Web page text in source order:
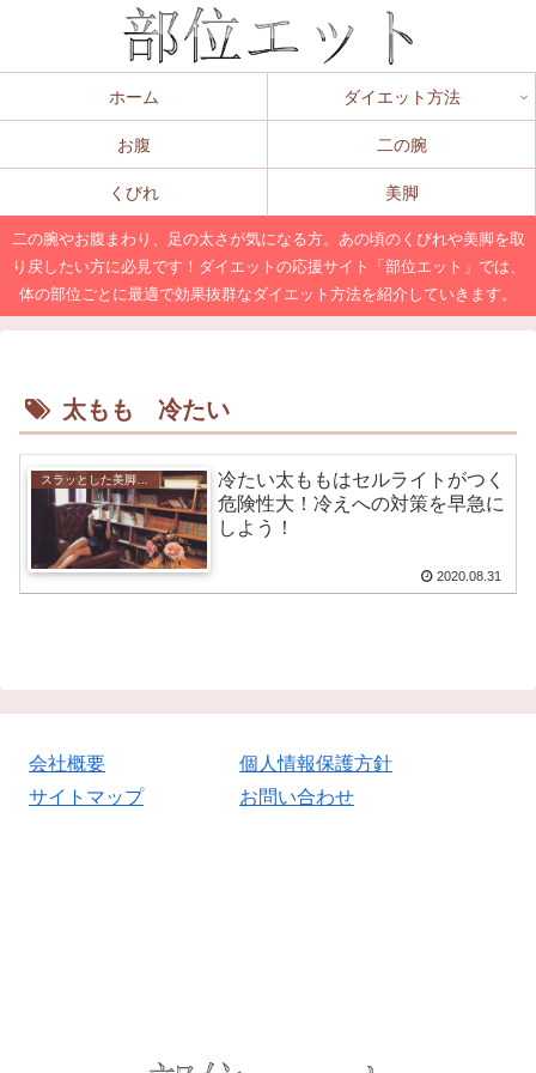
ホーム ダイエット方法
お腹 二の腕
くびれ 美脚
二の腕やお腹まわり、足の太さが気になる方。あの頃のくびれや美脚を取
り戻したい方に必見です！ダイエットの応援サイト「部位エット」では、
体の部位ごとに最適で効果抜群なダイエット方法を紹介していきます。
太もも 冷たい
冷たい太ももはセルライトがつく
危険性大！冷えへの対策を早急に
しよう！
2020.08.31
会社概要
個人情報保護方針
サイトマップ
お問い合わせ